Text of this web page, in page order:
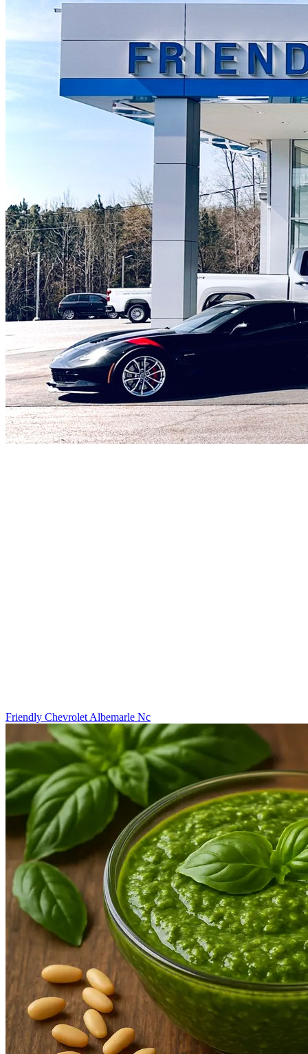
Friendly Chevrolet Albemarle Nc